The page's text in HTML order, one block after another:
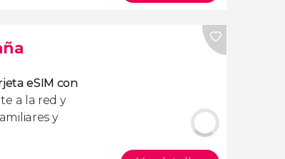
eSIM con
a la red y
y